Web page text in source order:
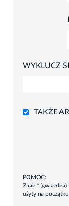
WYKLUCZ
TAKŻE
POMOC:
Znak *
użyty na